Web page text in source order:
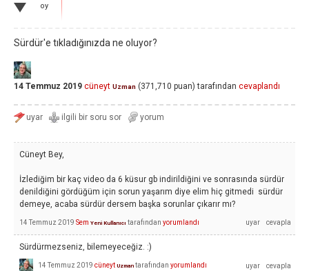
oy
Sürdür'e tıkladığınızda ne oluyor?
14 Temmuz 2019 cüneyt Uzman (371,710 puan) tarafından cevaplandı
Cüneyt Bey,
İzlediğim bir kaç video da 6 küsur gb indirildiğini ve sonrasında sürdür
denildiğini gördüğüm için sorun yaşarım diye elim hiç gitmedi sürdür
demeye, acaba sürdür dersem başka sorunlar çıkarır mı?
14 Temmuz 2019 Sem Yeni Kullanıcı tarafından yorumlandı
Sürdürmezseniz, bilemeyeceğiz. :)
14 Temmuz 2019 cüneyt Uzman tarafından yorumlandı